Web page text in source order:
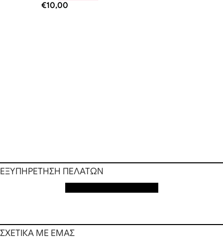
€10,00
ΕΞΥΠΗΡΕΤΗΣΗ ΠΕΛΑΤΩΝ
ΣΧΕΤΙΚΑ ΜΕ ΕΜΑΣ